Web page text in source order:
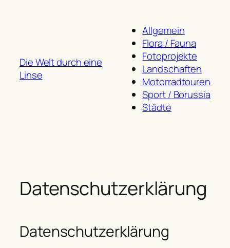
Die Welt durch eine
Linse
Allgemein
Flora / Fauna
Fotoprojekte
Landschaften
Motorradtouren
Sport / Borussia
Städte
Datenschutzerklärung
Datenschutzerklärung